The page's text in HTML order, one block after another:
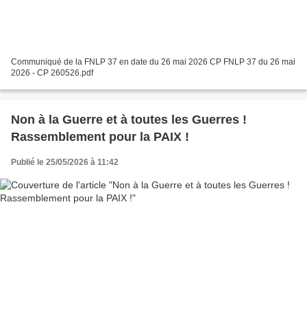
Communiqué de la FNLP 37 en date du 26 mai 2026 CP FNLP 37 du 26 mai
2026 - CP 260526.pdf
Non à la Guerre et à toutes les Guerres !
Rassemblement pour la PAIX !
Publié le 25/05/2026 à 11:42